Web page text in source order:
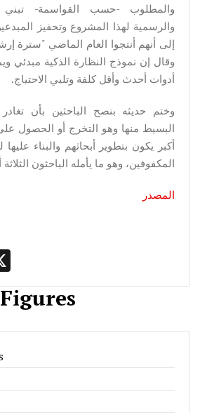
والمطلوب -حسب القواسمة- تبني
والرسمية لهذا المشروع وتحفيز
إلى أنهم أنتجوا العام الماضي "سترة
وقال إن نموذج النظارة الذكية مبدئي
أدوات أحدث وأقل كلفة وتلبي الاحتياج.
وختم حديثه بنصح الباحثين بأن
البسيط منها وهو التخرج أو الحصول
أكبر يكون بتطوير أبحاثهم والبناء
المكفوفين، وهو ما يأمله الباحثون الثلاثة
المصدر